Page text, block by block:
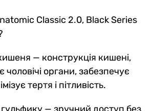
Classic 2.0, Black Series
— конструкція кишені,
чоловічі органи, забезпечує
тертя і пітливість.
гульфику — зручний доступ без